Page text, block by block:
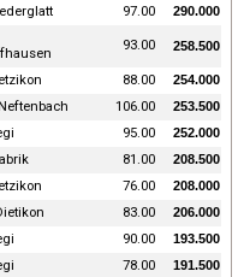
97.00 290.000
93.00 258.500
88.00 254.000
106.00 253.500
95.00 252.000
81.00 208.500
76.00 208.000
83.00 206.000
90.00 193.500
78.00 191.500